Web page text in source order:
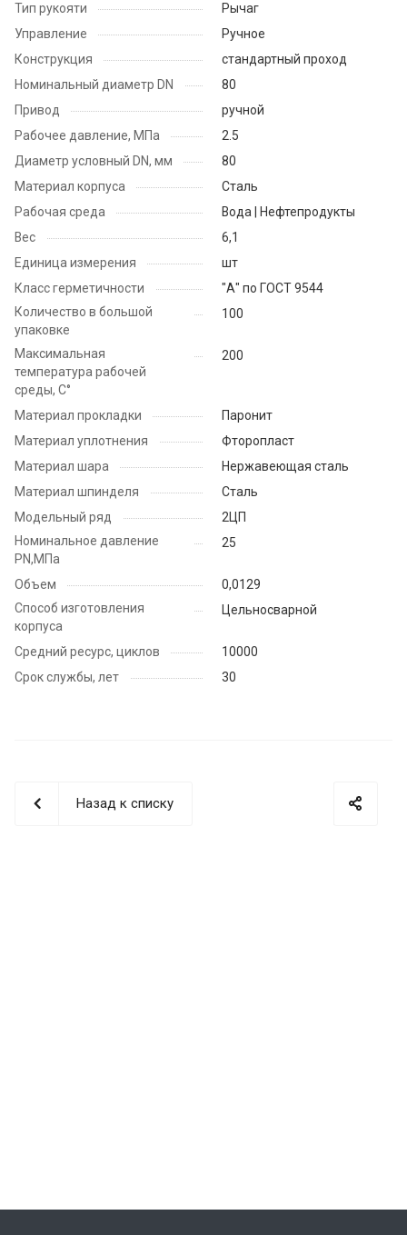
Тип рукояти
Рычаг
Управление
Ручное
Конструкция
стандартный проход
Номинальный диаметр DN
80
Привод
ручной
Рабочее давление, МПа
2.5
Диаметр условный DN, мм
80
Материал корпуса
Сталь
Рабочая среда
Вода | Нефтепродукты
Вес
6,1
Единица измерения
шт
Класс герметичности
"А" по ГОСТ 9544
Количество в большой
упаковке
100
Максимальная
температура рабочей
среды, С°
200
Материал прокладки
Паронит
Материал уплотнения
Фторопласт
Материал шара
Нержавеющая сталь
Материал шпинделя
Сталь
Модельный ряд
2ЦП
Номинальное давление
PN,МПа
25
Объем
0,0129
Способ изготовления
корпуса
Цельносварной
Средний ресурс, циклов
10000
Срок службы, лет
30
Назад к списку